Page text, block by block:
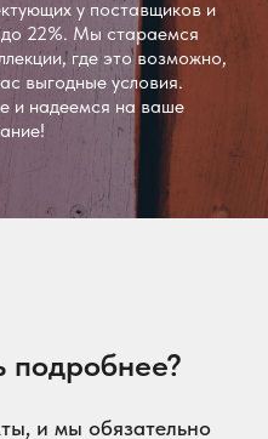
у поставщиков и
22%. Мы стараемся
где это возможно,
выгодные условия.
и надеемся на ваше
подробнее?
и мы обязательно